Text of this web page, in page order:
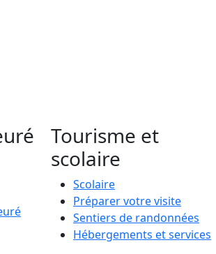
Tourisme et
scolaire
Scolaire
Préparer votre visite
Sentiers de randonnées
Hébergements et services